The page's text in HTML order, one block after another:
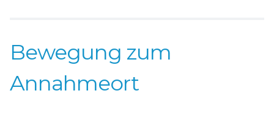
Bewegung zum
Annahmeort